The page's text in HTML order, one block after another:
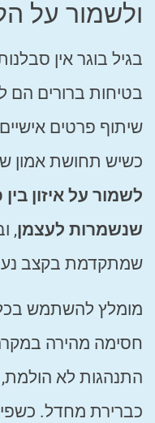
ולשמור על
בגיל בוגר אין
בטיחות ברורים הם
שיתוף פרטים
כשיש תחושת אמון
לשמור על איזון
שנשמרות לעצמן,
שמתקדמת בקצב
מומלץ להשתמש
חסימה מהירה
התנהגות לא
כברירת מחדל.